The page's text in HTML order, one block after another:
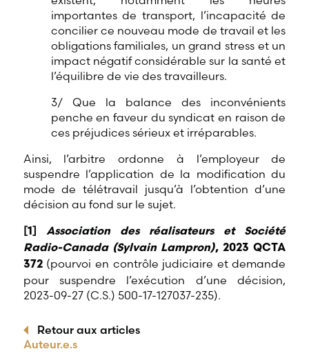
importantes de transport, l’incapacité de
concilier ce nouveau mode de travail et les
obligations familiales, un grand stress et un
impact négatif considérable sur la santé et
l’équilibre de vie des travailleurs.
3/ Que la balance des inconvénients
penche en faveur du syndicat en raison de
ces préjudices sérieux et irréparables.
Ainsi, l’arbitre ordonne à l’employeur de
suspendre l’application de la modification du
mode de télétravail jusqu’à l’obtention d’une
décision au fond sur le sujet.
[1 ]
Association des réalisateurs et Société
Radio-Canada (Sylvain Lampron), 2023 QCTA
372 (pourvoi en contrôle judiciaire et demande
pour suspendre l’exécution d’une décision,
2023-09-27 (C.S.) 500-17-127037-235).
Retour aux articles
Auteur.e.s